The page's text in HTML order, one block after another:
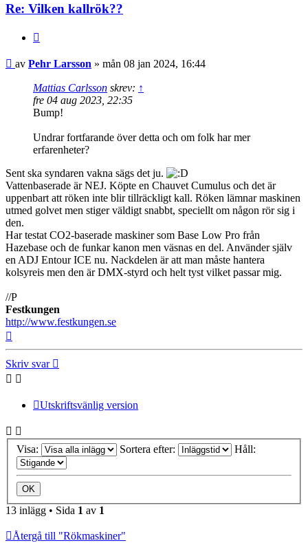
Re: Vilken kallrök??
Inlägg
av Pehr Larsson » mån 08 jan 2024, 16:44
Mattias Carlsson skrev: ↑
fre 04 aug 2023, 22:35
Bump!
Undrar fortfarande över detta och om folk har mer
erfarenheter?
Sent ska syndaren vakna sägs det ju.
Vattenbaserade är NEJ. Köpte en Chauvet Cumulus och det är
uppenbart att röken inte blir tillräckligt kall. Röken lämnar maskinen
utmed golvet men stiger väldigt snabbt, speciellt om någon rör sig i
den.
Har testat CO2-baserade maskiner som Base Low Pro från
Hazebase och de funkar kanon men väsnas en del. Använder själv
en ADJ Entour ICE nu. Nackdelen är att man måste hantera
kolsyreis men den är DMX-styrd och helt tyst vilket passar mig.
//P
Festkungen
http://www.festkungen.se
Skriv svar
Utskriftsvänlig version
Visa: Sortera efter: Håll:
13 inlägg • Sida 1 av 1
Återgå till "Rökmaskiner"